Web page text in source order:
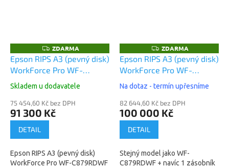
Z
D
A
R
A
ZDARMA
Epson RIPS A3 (pevný disk)
WorkForce Pro WF-
C879RDWF (C11CH35401)
Skladem u dodavatele
75 454,60 Kč bez DPH
91 300 Kč
DETAIL
Epson RIPS A3 (pevný disk)
WorkForce Pro WF-C879RDWF
Z
D
A
R
A
ZDARMA
Epson RIPS A3 (pevný disk)
WorkForce Pro WF-
C879RDTWF
Na dotaz - termín upřesníme
82 644,60 Kč bez DPH
100 000 Kč
DETAIL
Stejný model jako WF-
C879RDWF + navíc 1 zásobník